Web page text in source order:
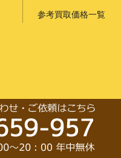
参考買取価格一覧